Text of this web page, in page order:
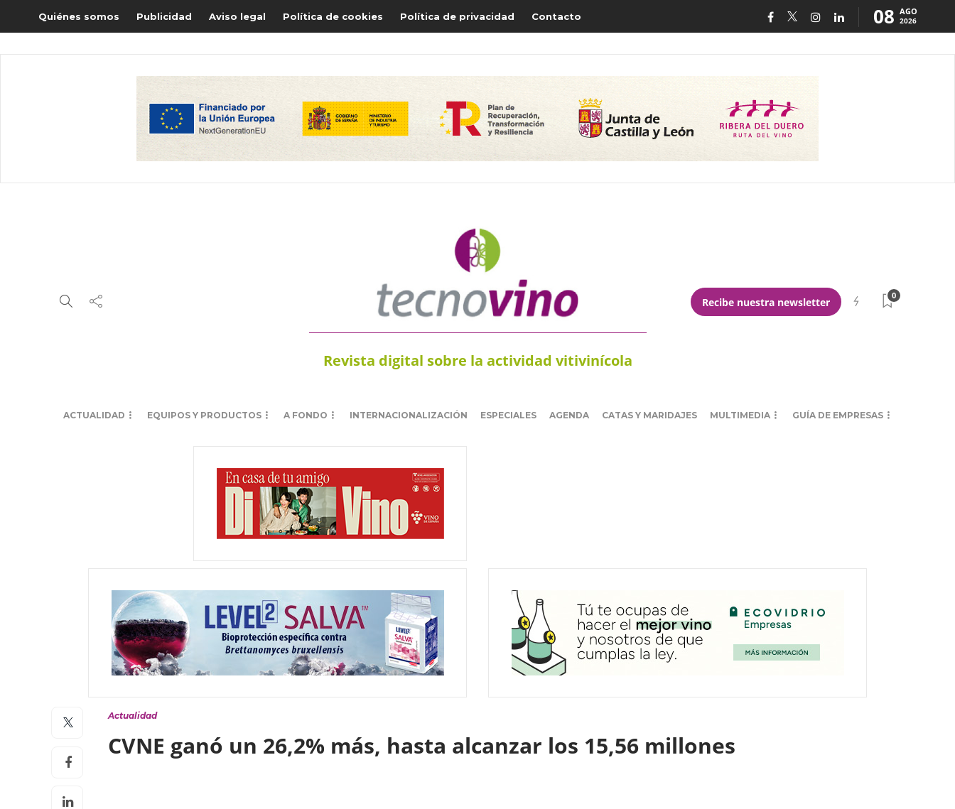
Quiénes somos Publicidad Aviso legal Política de cookies Política de privacidad Contacto 08 AGO
2026
Revista digital sobre la actividad vitivinícola
Recibe nuestra newsletter
0
ACTUALIDAD EQUIPOS Y PRODUCTOS A FONDO INTERNACIONALIZACIÓN ESPECIALES AGENDA CATAS Y MARIDAJES MULTIMEDIA GUÍA DE EMPRESAS
Actualidad
CVNE ganó un 26,2% más, hasta alcanzar los 15,56 millones